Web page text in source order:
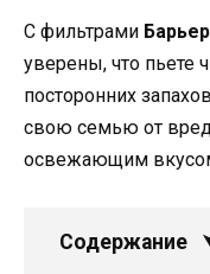
С фильтрами
уверены, что пьете
посторонних
свою семью от
освежающим
Содержание